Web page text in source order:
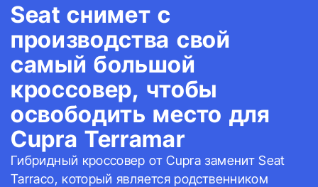
Seat снимет с
производства свой
самый большой
кроссовер, чтобы
освободить место для
Cupra Terramar
Гибридный кроссовер от Cupra заменит Seat
Tarraco, который является родственником